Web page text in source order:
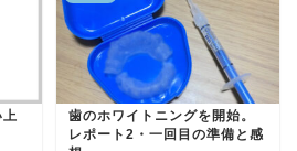
歯のホワイトニングを開始。
レポート2・一回目の準備と感